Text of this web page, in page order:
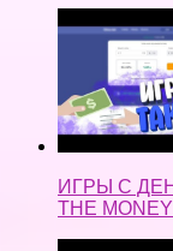
ИГРЫ С
THE